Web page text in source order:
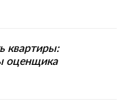
квартиры:
оценщика